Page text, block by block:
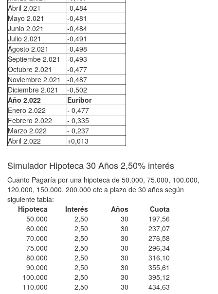
Abril 2.021
-0,484
Mayo 2.021
-0,481
Junio 2.021
-0,484
Julio 2.021
-0,491
Agosto 2.021
-0,498
Septiembe 2.021
-0,493
Octubre 2.021
-0,477
Noviembre 2.021
-0,487
Diciembre 2.021
-0,502
Año 2.022
Euribor
Enero 2.022
- 0,477
Febrero 2.022
- 0,335
Marzo 2.022
- 0,237
Abril 2.022
+0,013
Simulador Hipoteca 30 Años 2,50% interés
Cuanto Pagaría por una hipoteca de 50.000, 75.000, 100.000,
120.000, 150.000, 200.000 etc a plazo de 30 años según
siguiente tabla:
Hipoteca
Interés Años
Cuota
50.000
2,50 30
197,56
60.000
2,50 30
237,07
70.000
2,50 30
276,58
75.000
2,50 30
296,34
80.000
2,50 30
316,10
90.000
2,50 30
355,61
100.000
2,50 30
395,12
110.000
2,50 30
434,63